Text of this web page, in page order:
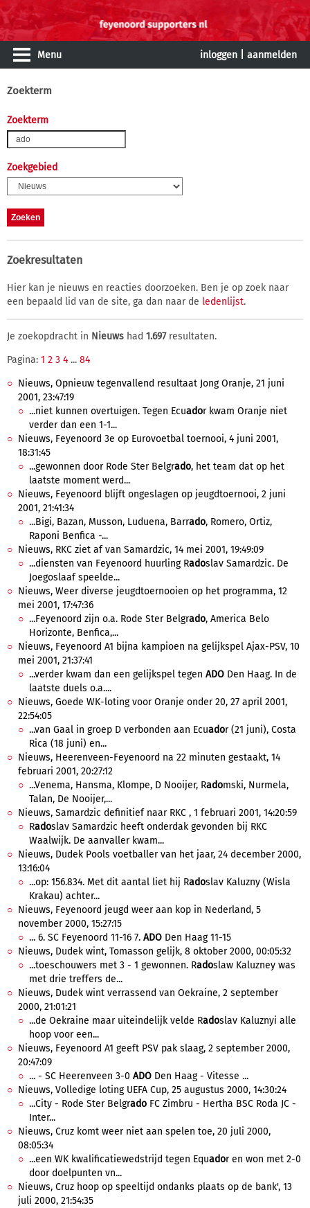
Menu inloggen aanmelden
Zoekterm
Zoekterm
Zoekgebied
Zoekresultaten
Hier kan je nieuws en reacties doorzoeken. Ben je op zoek naar
een bepaald lid van de site, ga dan naar de ledenlijst.
Je zoekopdracht in Nieuws had 1.697resultaten.
Pagina: 1 2 3 4 ... 84
Nieuws, Opnieuw tegenvallend resultaat Jong Oranje, 21 juni
2001, 23:47:19
...niet kunnen overtuigen. Tegen Ecuador kwam Oranje niet
verder dan een 1-1...
Nieuws, Feyenoord 3e op Eurovoetbal toernooi, 4 juni 2001,
18:31:45
...gewonnen door Rode Ster Belgrado, het team dat op het
laatste moment werd...
Nieuws, Feyenoord blijft ongeslagen op jeugdtoernooi, 2 juni
2001, 21:41:34
...Bigi, Bazan, Musson, Luduena, Barrado, Romero, Ortiz,
Raponi Benfica -...
Nieuws, RKC ziet af van Samardzic, 14 mei 2001, 19:49:09
...diensten van Feyenoord huurling Radoslav Samardzic. De
Joegoslaaf speelde...
Nieuws, Weer diverse jeugdtoernooien op het programma, 12
mei 2001, 17:47:36
...Feyenoord zijn o.a. Rode Ster Belgrado, America Belo
Horizonte, Benfica,...
Nieuws, Feyenoord A1 bijna kampioen na gelijkspel Ajax-PSV, 10
mei 2001, 21:37:41
...verder kwam dan een gelijkspel tegen ADO Den Haag. In de
laatste duels o.a....
Nieuws, Goede WK-loting voor Oranje onder 20, 27 april 2001,
22:54:05
...van Gaal in groep D verbonden aan Ecuador (21 juni), Costa
Rica (18 juni) en...
Nieuws, Heerenveen-Feyenoord na 22 minuten gestaakt, 14
februari 2001, 20:27:12
...Venema, Hansma, Klompe, D Nooijer, Radomski, Nurmela,
Talan, De Nooijer,...
Nieuws, Samardzic definitief naar RKC , 1 februari 2001, 14:20:59
Radoslav Samardzic heeft onderdak gevonden bij RKC
Waalwijk. De aanvaller kwam...
Nieuws, Dudek Pools voetballer van het jaar, 24 december 2000,
13:16:04
...op: 156.834. Met dit aantal liet hij Radoslav Kaluzny (Wisla
Krakau) achter...
Nieuws, Feyenoord jeugd weer aan kop in Nederland, 5
november 2000, 15:27:15
... 6. SC Feyenoord 11-16 7. ADO Den Haag 11-15
Nieuws, Dudek wint, Tomasson gelijk, 8 oktober 2000, 00:05:32
...toeschouwers met 3 - 1 gewonnen. Radoslaw Kaluzney was
met drie treffers de...
Nieuws, Dudek wint verrassend van Oekraine, 2 september
2000, 21:01:21
...de Oekraine maar uiteindelijk velde Radoslav Kaluznyi alle
hoop voor een...
Nieuws, Feyenoord A1 geeft PSV pak slaag, 2 september 2000,
20:47:09
... - SC Heerenveen 3-0 ADO Den Haag - Vitesse ...
Nieuws, Volledige loting UEFA Cup, 25 augustus 2000, 14:30:24
...City - Rode Ster Belgrado FC Zimbru - Hertha BSC Roda JC -
Inter...
Nieuws, Cruz komt weer niet aan spelen toe, 20 juli 2000,
08:05:34
...een WK kwalificatiewedstrijd tegen Equador en won met 2-0
door doelpunten vn...
Nieuws, Cruz hoop op speeltijd ondanks plaats op de bank', 13
juli 2000, 21:54:35